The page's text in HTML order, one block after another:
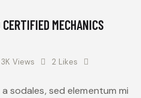
MECHANICS
3K Views 2 Likes
sodales, sed elementum mi